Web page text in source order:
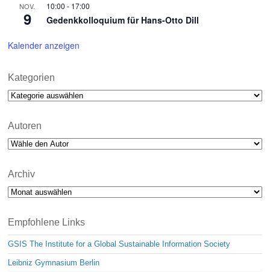
NOV.
9
10:00 - 17:00
Gedenkkolloquium für Hans-Otto Dill
Kalender anzeigen
Kategorien
Kategorien
Autoren
Archiv
Archiv
Empfohlene Links
GSIS The Institute for a Global Sustainable Information Society
Leibniz Gymnasium Berlin